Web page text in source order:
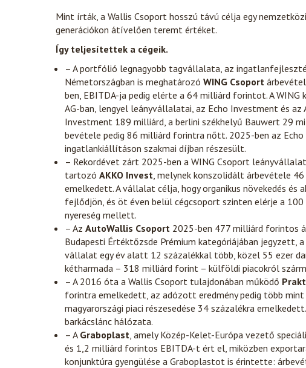
Mint írták, a Wallis Csoport hosszú távú célja egy
generációkon átívelően teremt értéket.
Így teljesítettek a cégeik.
– A portfólió legnagyobb tagvállalata, az
Németországban is meghatározó WING Csoport
ben, EBITDA-ja pedig elérte a 64 milliárd forintot. A
AG-ban, lengyel leányvállalatai, az Echo Investment és az
Investment 189 milliárd, a berlini székhelyű Bauwert 29
bevétele pedig 86 milliárd forintra nőtt. 2025-ben az
ingatlankiállításon szakmai díjban részesült.
– Rekordévet zárt 2025-ben a WING Csoport
tartozó AKKO Invest, melynek konszolidált árbevétele
emelkedett. A vállalat célja, hogy organikus növekedés
fejlődjön, és öt éven belül cégcsoport szinten elérje a
nyereség mellett.
– Az AutoWallis Csoport 2025-ben 477 milliárd forintos
Budapesti Értéktőzsde Prémium kategóriájában jegyzett,
vállalat egy év alatt 12 százalékkal több, közel 55 ezer
kétharmada – 318 milliárd forint – külföldi piacokról
– A 2016 óta a Wallis Csoport tulajdonában működő
forintra emelkedett, az adózott eredmény pedig több
magyarországi piaci részesedése 34 százalékra
barkácslánc hálózata.
– A Graboplast, amely Közép-Kelet-Európa vezető
és 1,2 milliárd forintos EBITDA-t ért el, miközben
konjunktúra gyengülése a Graboplastot is érintette: